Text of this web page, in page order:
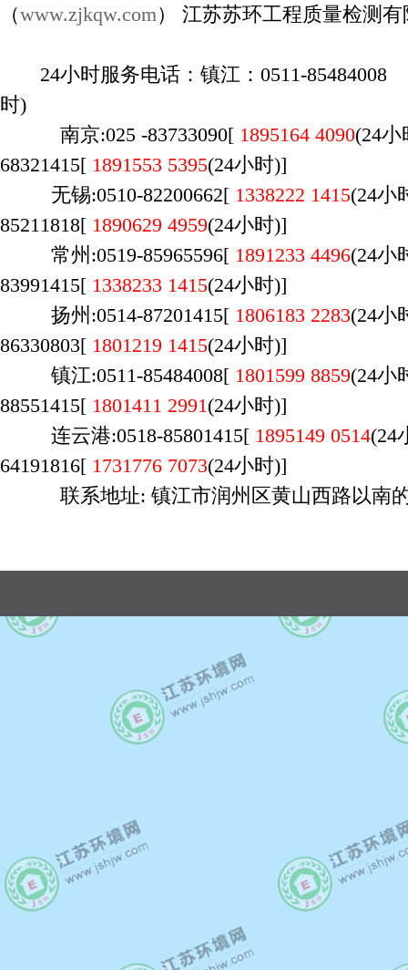
（www.zjkqw.com） 江苏苏环工程质量检测
24小时服务电话：镇江：0511-
时)
南京:025 -83733090[ 1895164 4090(24
68321415[ 1891553 5395(24小时)]
无锡:0510-82200662[ 1338222 1415(24
85211818[ 1890629 4959(24小时)]
常州:0519-85965596[ 1891233 4496(24
83991415[ 1338233 1415(24小时)]
扬州:0514-87201415[ 1806183 2283(24
86330803[ 1801219 1415(24小时)]
镇江:0511-85484008[ 1801599 8859(24
88551415[ 1801411 2991(24小时)]
连云港:0518-85801415[ 1895149 0514
64191816[ 1731776 7073(24小时)]
联系地址: 镇江市润州区黄山西路以南的